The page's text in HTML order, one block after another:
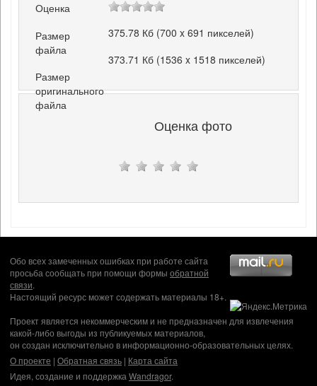
Оценка
Размер
файла
375.78 Кб (700 x 691 пикселей)
Размер
оригинального
файла
373.71 Кб (1536 x 1518 пикселей)
Оценка фото
Обо всех замеченных ошибках при работе сайта
просьба сообщать при помощи формы обратной
связи.
Настоящий ресурс может содержать материалы 18+.
Проект является некоммерческим и не предназначен для извлечения
какой-либо выгоды из публикуемых материалов,
он создан исключительно в информационно-образовательных целях.
О проекте | Обратная связь | Карта сайта
Идея, создание и поддержка Wandragor.